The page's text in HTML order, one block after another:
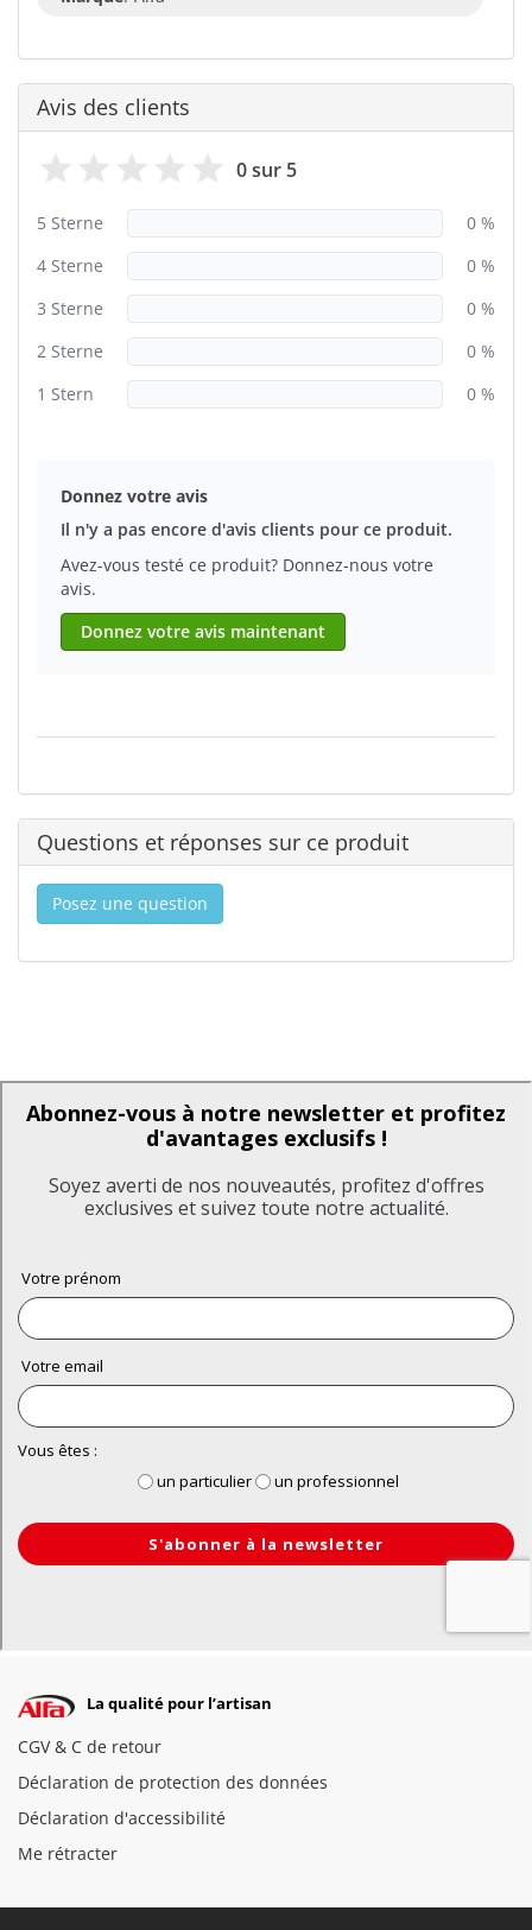
Avis des clients
0 sur 5
5 Sterne
0 %
4 Sterne
0 %
3 Sterne
0 %
2 Sterne
0 %
1 Stern
0 %
Donnez votre avis
Il n'y a pas encore d'avis clients pour ce produit.
Avez-vous testé ce produit? Donnez-nous votre
avis.
Donnez votre avis maintenant
Questions et réponses sur ce produit
Posez une question
La qualité pour l’artisan
CGV & C de retour
Déclaration de protection des données
Déclaration d'accessibilité
Me rétracter